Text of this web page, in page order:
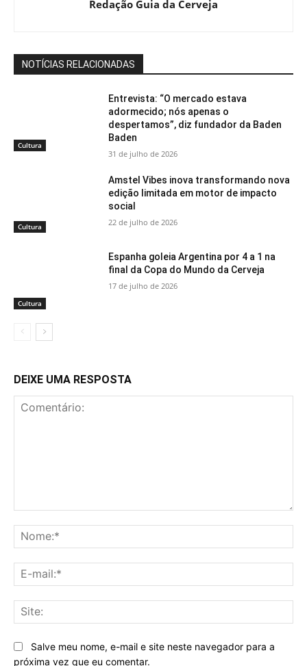
Redação Guia da Cerveja
NOTÍCIAS RELACIONADAS
Cultura
Entrevista: “O mercado estava
adormecido; nós apenas o
despertamos”, diz fundador da Baden
Baden
31 de julho de 2026
Cultura
Amstel Vibes inova transformando nova
edição limitada em motor de impacto
social
22 de julho de 2026
Cultura
Espanha goleia Argentina por 4 a 1 na
final da Copa do Mundo da Cerveja
17 de julho de 2026
DEIXE UMA RESPOSTA
Salve meu nome, e-mail e site neste navegador para a
próxima vez que eu comentar.